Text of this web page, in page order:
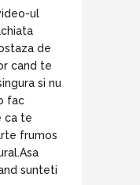
ul
de
cand te
si nu
fac
ca te
frumos
sunteti